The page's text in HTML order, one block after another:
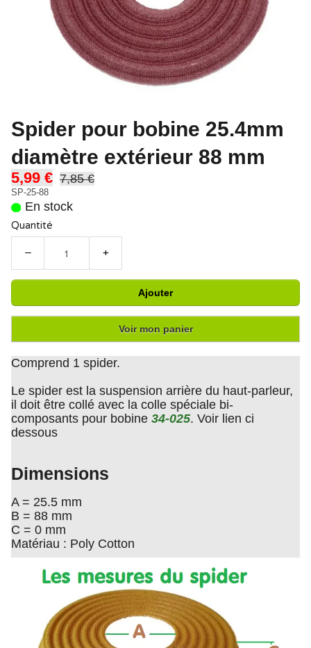
Spider pour bobine 25.4mm
diamètre extérieur 88 mm
5,99 € 7,85 €
SP-25-88
En stock
Quantité
− +
Ajouter
Voir mon panier
Comprend 1 spider.
Le spider est la suspension arrière du haut-parleur,
il doit être collé avec la colle spéciale bi-
composants pour bobine 34-025. Voir lien ci
dessous
Dimensions
A = 25.5 mm
B = 88 mm
C = 0 mm
Matériau : Poly Cotton